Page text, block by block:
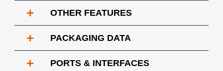
+ OTHER FEATURES
+ PACKAGING DATA
+ PORTS & INTERFACES